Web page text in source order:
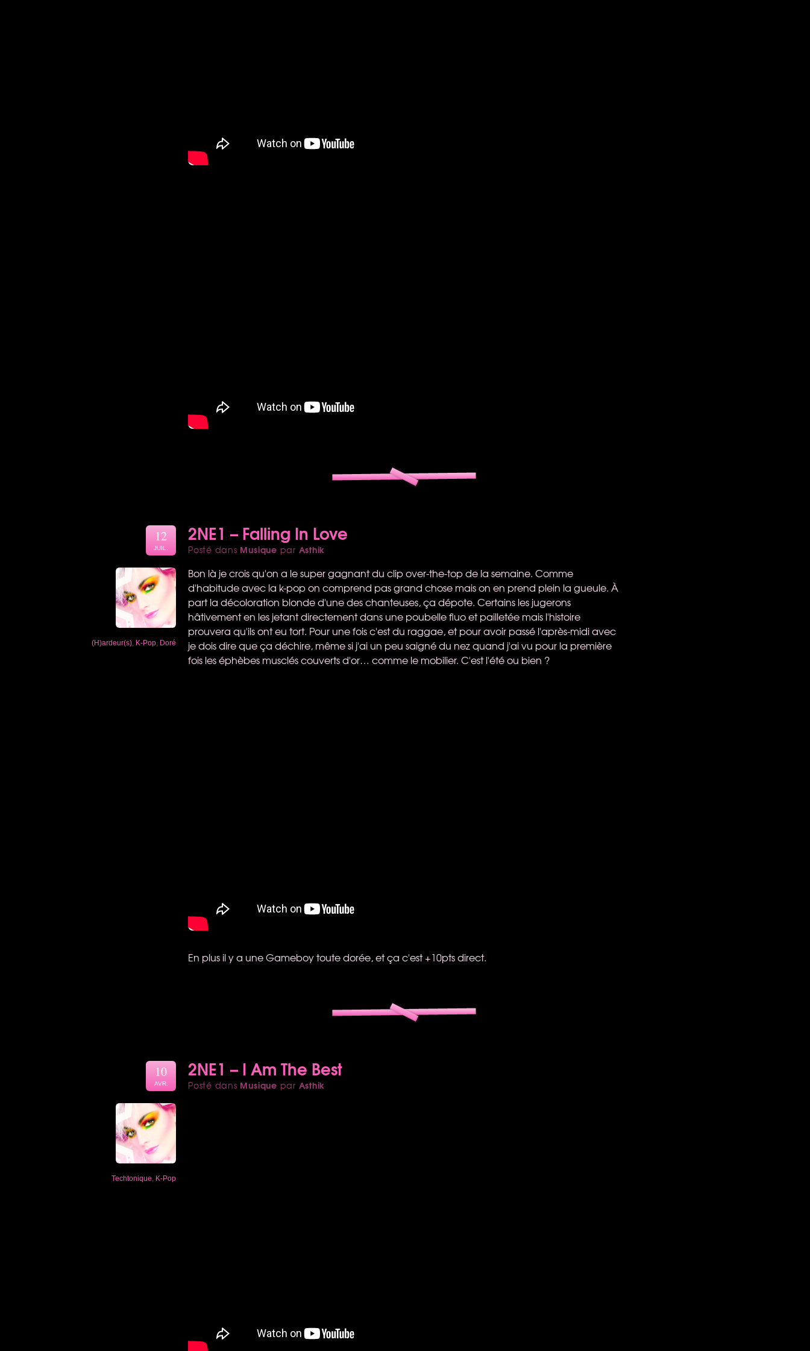
2NE1 – Falling In Love
Posté dans Musique par Asthik
12
JUIL.
(H)ardeur(s) K-Pop Doré
Bon là je crois qu'on a le super gagnant du clip over-the-top de la semaine. Comme
d'habitude avec la k-pop on comprend pas grand chose mais on en prend plein la gueule. À
part la décoloration blonde d'une des chanteuses, ça dépote. Certains les jugerons
hâtivement en les jetant directement dans une poubelle fluo et pailletée mais l'histoire
prouvera qu'ils ont eu tort. Pour une fois c'est du raggae, et pour avoir passé l'après-midi avec
je dois dire que ça déchire, même si j'ai un peu saigné du nez quand j'ai vu pour la première
fois les éphèbes musclés couverts d'or… comme le mobilier. C'est l'été ou bien ?
En plus il y a une Gameboy toute dorée, et ça c'est +10pts direct.
2NE1 – I Am The Best
Posté dans Musique par Asthik
10
AVR.
Techtonique K-Pop